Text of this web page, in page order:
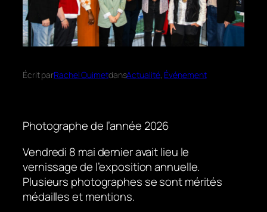
Écrit parRachel OuimetdansActualité, Événement
Photographe de l’année 2026
Vendredi 8 mai dernier avait lieu le
vernissage de l’exposition annuelle.
Plusieurs photographes se sont mérités
médailles et mentions.